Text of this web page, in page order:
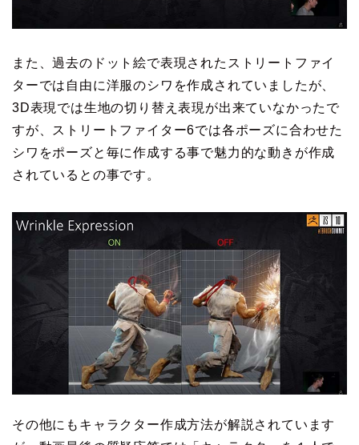
また、過去のドット絵で表現されたストリートファイ
ターでは自由に洋服のシワを作成されていましたが、
3D表現では生地の切り替え表現が出来ていなかったで
すが、ストリートファイター6では各ポーズに合わせた
シワをポーズと毎に作成する事で魅力的な動きが作成
されているとの事です。
その他にもキャラクター作成方法が解説されています